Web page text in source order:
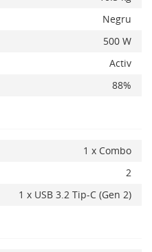
Negru
500 W
Activ
88%
1 x Combo
2
1 x USB 3.2 Tip-C (Gen 2)